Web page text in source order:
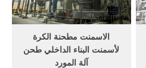
الاسمنت مطحنة الكرة
لأسمنت البناء الداخلي طحن
آلة المورد